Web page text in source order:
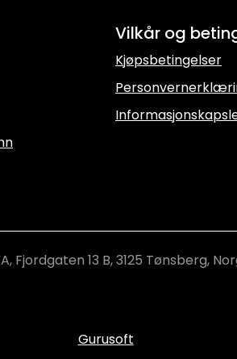
Vilkår og
Kjøpsbetingelser
Fjordgaten 13 B, 3125 Tønsberg,
Gurusoft